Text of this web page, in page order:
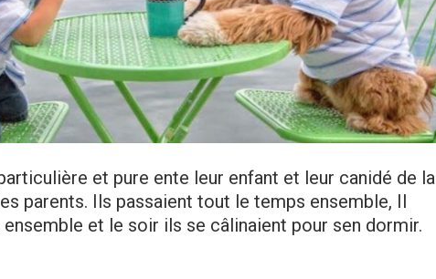
et pure ente leur enfant et leur canidé de la
parents. Ils passaient tout le temps ensemble, Il
et le soir ils se câlinaient pour sen dormir.